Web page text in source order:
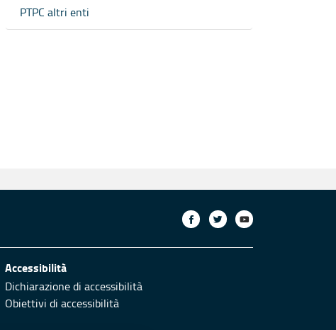
PTPC altri enti
Accessibilità
Dichiarazione di accessibilità
Obiettivi di accessibilità